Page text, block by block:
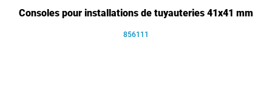
Consoles pour installations de tuyauteries 41x41 mm
856111